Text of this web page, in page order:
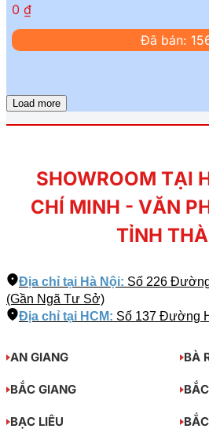
0 ₫
Đã bán:
Load more
SHOWROOM TẠI
CHÍ MINH - VĂN
TỈNH
Địa chỉ tại Hà Nội: Số 226
(Gần Ngã Tư Sở)
Địa chỉ tại HCM: Số 137 Đường
AN GIANG BÀ
BẮC GIANG
BẠC LIÊU